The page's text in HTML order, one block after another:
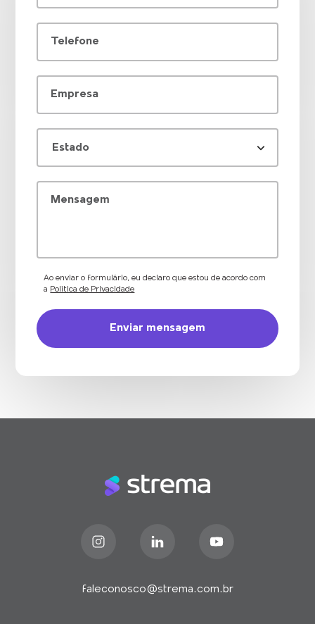
Telefone
Empresa
Mensagem
Ao enviar o formulário, eu declaro que estou de acordo com
a Política de Privacidade
faleconosco@strema.com.br